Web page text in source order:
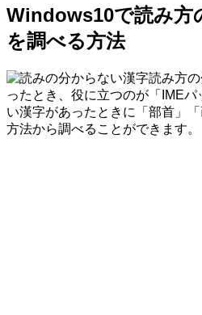
Windows10で読み方
を調べる方法
読み方
ったとき、役に立つのが「IME
い漢字があったときに「部首」
方法から調べることができます。